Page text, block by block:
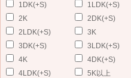
1DK(+S)
1LDK(+S)
2K
2DK(+S)
2LDK(+S)
3K
3DK(+S)
3LDK(+S)
4K
4DK(+S)
4LDK(+S)
5K以上